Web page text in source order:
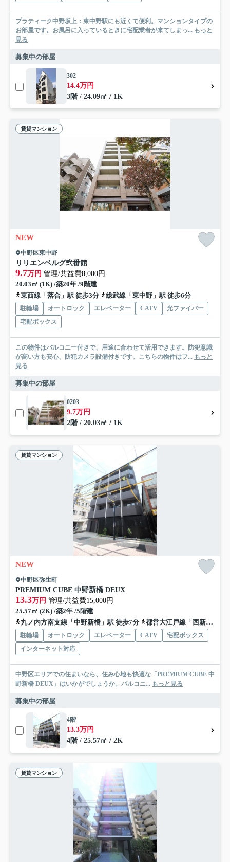
プラティーク中野坂上：東中野駅にも近くて便利。マンションタイプの
お部屋です。お風呂に入っているときに宅配業者が来てしまっ... もっと
見る
募集中の部屋
302
14.4万円
3階 / 24.09㎡ / 1K
賃貸マンション
NEW
中野区東中野
リリエンベルグ弐番館
9.7万円 管理/共益費8,000円
20.03㎡ (1K) /築20年 /9階建
東西線「落合」駅 徒歩3分
総武線「東中野」駅 徒歩6分
駐輪場 オートロック エレベーター CATV
光ファイバー
宅配ボックス
この物件はバルコニー付きで、用途に合わせて活用できます。防犯意識
が高い方も安心、防犯カメラ設備付きです。こちらの物件はフ... もっと
見る
募集中の部屋
0203
9.7万円
2階 / 20.03㎡ / 1K
賃貸マンション
NEW
中野区弥生町
PREMIUM CUBE 中野新橋 DEUX
13.3万円 管理/共益費15,000円
25.57㎡ (2K) /築2年 /5階建
丸ノ内方南支線「中野新橋」駅 徒歩7分
都営大江戸線「西新宿五丁目」駅 徒歩15分
駐輪場 オートロック エレベーター CATV
宅配ボックス
インターネット対応
中野区エリアでの住まいなら、住み心地も快適な「PREMIUM CUBE 中
野新橋 DEUX」はいかがでしょうか。バルコニ... もっと見る
募集中の部屋
4階
13.3万円
4階 / 25.57㎡ / 2K
賃貸マンション